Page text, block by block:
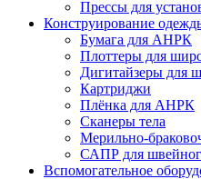
Прессы для
Конструирование
Бумага для АНРК
Плоттеры для
Дигитайзеры для
Картриджи
Плёнка для АНРК
Сканеры тела
Мерильно-
САПР для
Вспомогательное